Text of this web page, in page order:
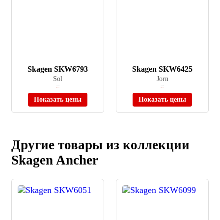
Skagen SKW6793
Sol
Показать цены
Skagen SKW6425
Jorn
Показать цены
Другие товары из коллекции
Skagen Ancher